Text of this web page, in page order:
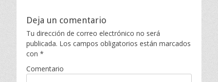
Deja un comentario
Tu dirección de correo electrónico no será
publicada. Los campos obligatorios están marcados
con *
Comentario